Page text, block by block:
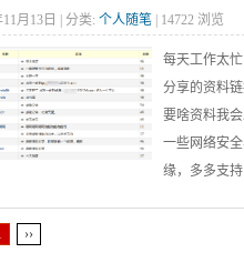
11月13日 | 分类: 个人随笔 | 14722 浏览
每天工作太
分享的资料
要啥资料我
一些网络安
缘，多多支
››